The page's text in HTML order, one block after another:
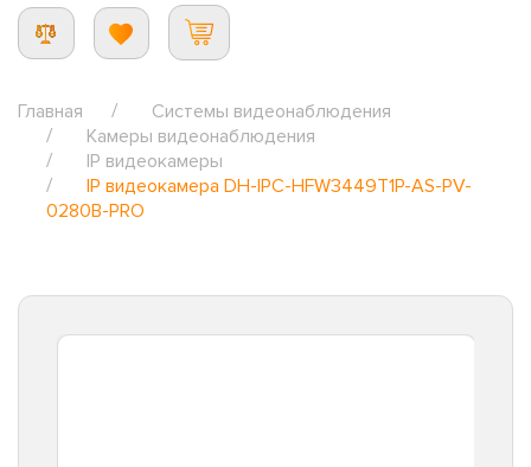
Главная
Системы видеонаблюдения
Камеры видеонаблюдения
IP видеокамеры
IP видеокамера DH-IPC-HFW3449T1P-AS-PV-
0280B-PRO